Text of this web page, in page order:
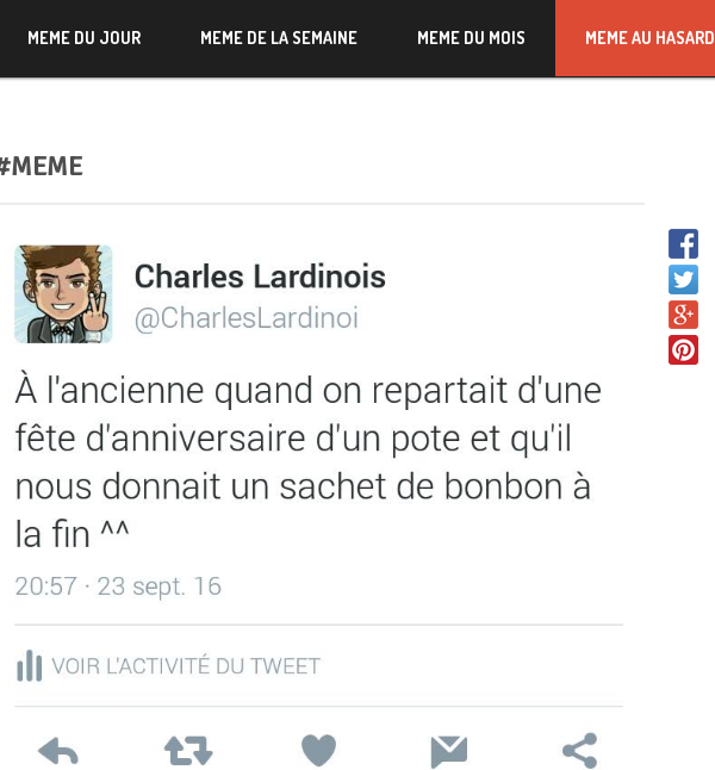
MEME DU JOUR MEME DE LA SEMAINE MEME DU MOIS MEME AU HASARD